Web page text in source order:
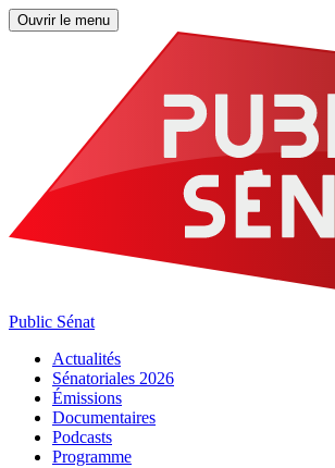
Ouvrir le menu
Public Sénat
Actualités
Sénatoriales 2026
Émissions
Documentaires
Podcasts
Programme